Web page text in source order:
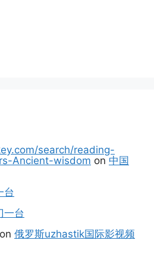
search/reading-
Ancient-wisdom on 中国
台
一台
on 俄罗斯uzhastik国际影视频